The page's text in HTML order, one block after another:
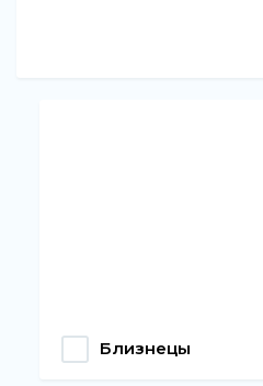
Близнецы